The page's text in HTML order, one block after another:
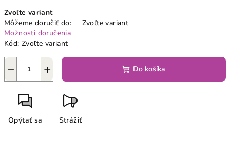
cena:
Zvoľte variant
Môžeme doručiť do:
Zvoľte variant
Možnosti doručenia
Kód: Zvoľte variant
+
− Do košíka
Opýtať sa Strážiť